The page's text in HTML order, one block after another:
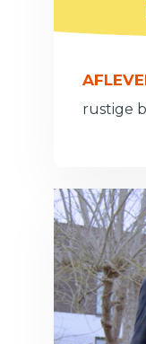
rustige